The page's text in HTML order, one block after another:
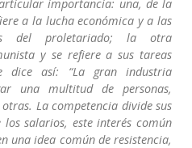
importancia: una, de la
a la lucha económica y a las
del proletariado; la otra
y se refiere a sus tareas
dice así: “La gran industria
una multitud de personas,
La competencia divide sus
los salarios, este interés común
una idea común de resistencia,